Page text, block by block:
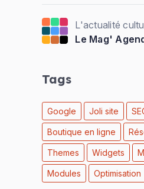
L'actualité
Le Mag'
Tags
Google Joli site
Boutique en ligne
Themes Widgets
Modules Optimisation